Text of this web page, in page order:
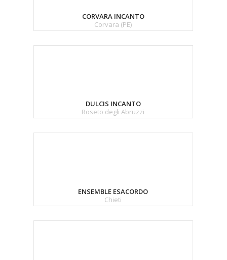
CORVARA INCANTO
Corvara (PE)
DULCIS INCANTO
Roseto degli Abruzzi
ENSEMBLE ESACORDO
Chieti